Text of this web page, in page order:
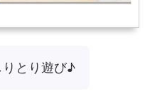
りとり遊び♪